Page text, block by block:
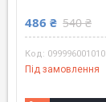
486 ₴ 540 ₴
099996001010
Під замовлення